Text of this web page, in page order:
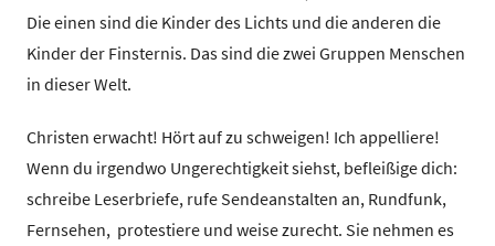
Die einen sind die Kinder des Lichts und die anderen die
Kinder der Finsternis. Das sind die zwei Gruppen Menschen
in dieser Welt.
Christen erwacht! Hört auf zu schweigen! Ich appelliere!
Wenn du irgendwo Ungerechtigkeit siehst, befleißige dich:
schreibe Leserbriefe, rufe Sendeanstalten an, Rundfunk,
Fernsehen, protestiere und weise zurecht. Sie nehmen es